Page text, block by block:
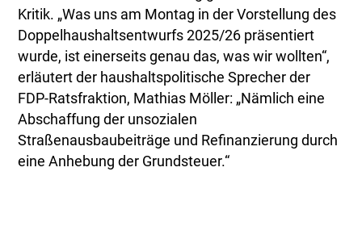
Kritik. „Was uns am Montag in der Vorstellung des
Doppelhaushaltsentwurfs 2025/26 präsentiert
wurde, ist einerseits genau das, was wir wollten“,
erläutert der haushaltspolitische Sprecher der
FDP-Ratsfraktion, Mathias Möller: „Nämlich eine
Abschaffung der unsozialen
Straßenausbaubeiträge und Refinanzierung durch
eine Anhebung der Grundsteuer.“